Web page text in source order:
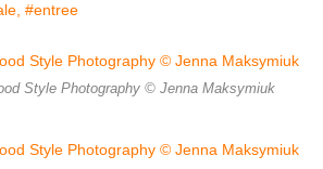
#entree
Style Photography © Jenna Maksymiuk